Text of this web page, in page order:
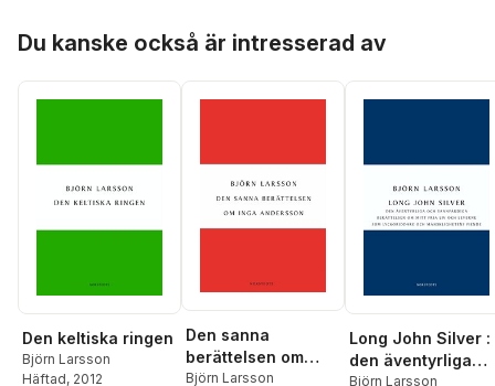
Du kanske också är intresserad av
Den keltiska ringen
Björn Larsson
Häftad, 2012
Den sanna
berättelsen om
Inga Andersson
Björn Larsson
Long John Silver :
den äventyrliga
och sannfärdiga
Björn Larsson